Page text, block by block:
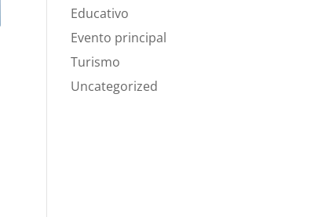
Educativo
Evento principal
Turismo
Uncategorized